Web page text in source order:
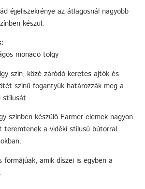
éjjeliszekrénye az átlagosnál nagyobb
készül.
monaco tölgy
szín, közé záródó keretes ajtók és
színű fogantyúk határozzák meg a
stílusát.
színben készülő Farmer elemek nagyon
teremtenek a vidéki stílusú bútorral
formájúak, amik díszei is egyben a